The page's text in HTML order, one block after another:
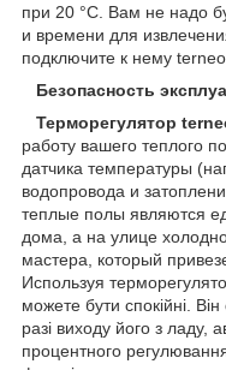
при 20 °С. Вам не надо
и времени для
подключите к нему
Безопасность
Терморегулятор
работу вашего теплого
датчика температуры
водопровода и
теплые полы являются
дома, а на улице
мастера, который
Используя
можете бути спокійні.
разі виходу його з ладу,
процентного